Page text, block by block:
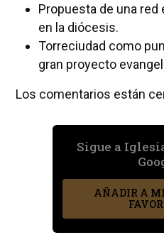
Propuesta de una red
en la diócesis.
Torreciudad como
gran proyecto
Los comentarios están
Sigue a
AÑADIR A